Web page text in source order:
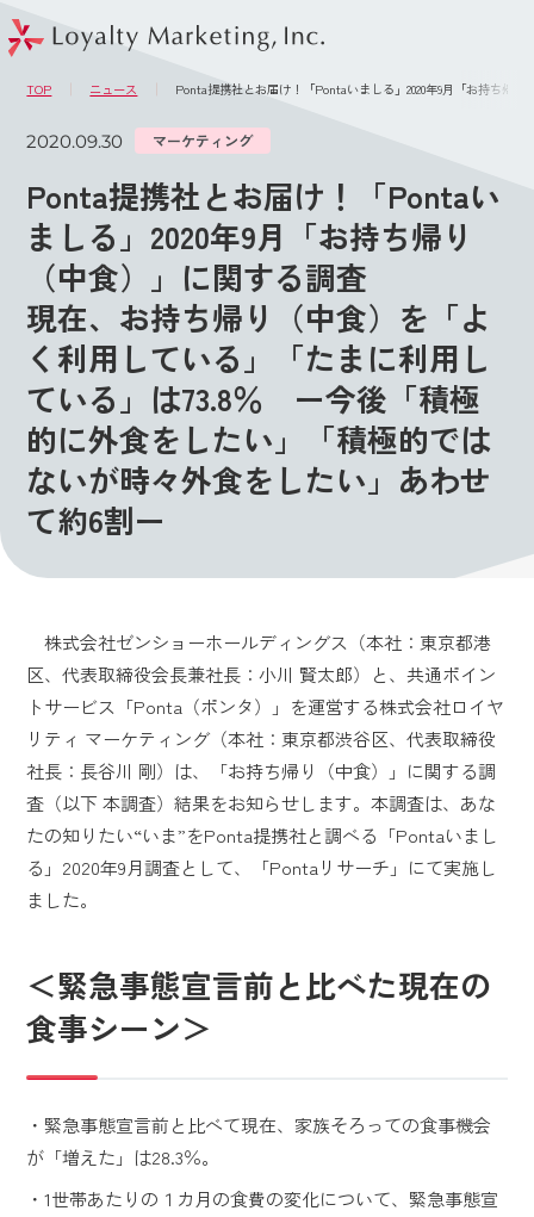
TOP ニュース Ponta提携社とお届け！「Pontaいましる」2020年9月「お持ち帰
2020.09.30 マーケティング
Ponta提携社とお届け！「Pontaい
ましる」2020年9月「お持ち帰り
（中食）」に関する調査
現在、お持ち帰り（中食）を「よ
く利用している」「たまに利用し
ている」は73.8％ ー今後「積極
的に外食をしたい」「積極的では
ないが時々外食をしたい」あわせ
て約6割ー
株式会社ゼンショーホールディングス（本社：東京都港
区、代表取締役会長兼社長：小川 賢太郎）と、共通ポイン
トサービス「Ponta（ポンタ）」を運営する株式会社ロイヤ
リティ マーケティング（本社：東京都渋谷区、代表取締役
社長：長谷川 剛）は、「お持ち帰り（中食）」に関する調
査（以下 本調査）結果をお知らせします。本調査は、あな
たの知りたい“いま”をPonta提携社と調べる「Pontaいまし
る」2020年9月調査として、「Pontaリサーチ」にて実施し
ました。
＜緊急事態宣言前と比べた現在の
食事シーン＞
・緊急事態宣言前と比べて現在、家族そろっての食事機会
が「増えた」は28.3％。
・1世帯あたりの１カ月の食費の変化について、緊急事態宣